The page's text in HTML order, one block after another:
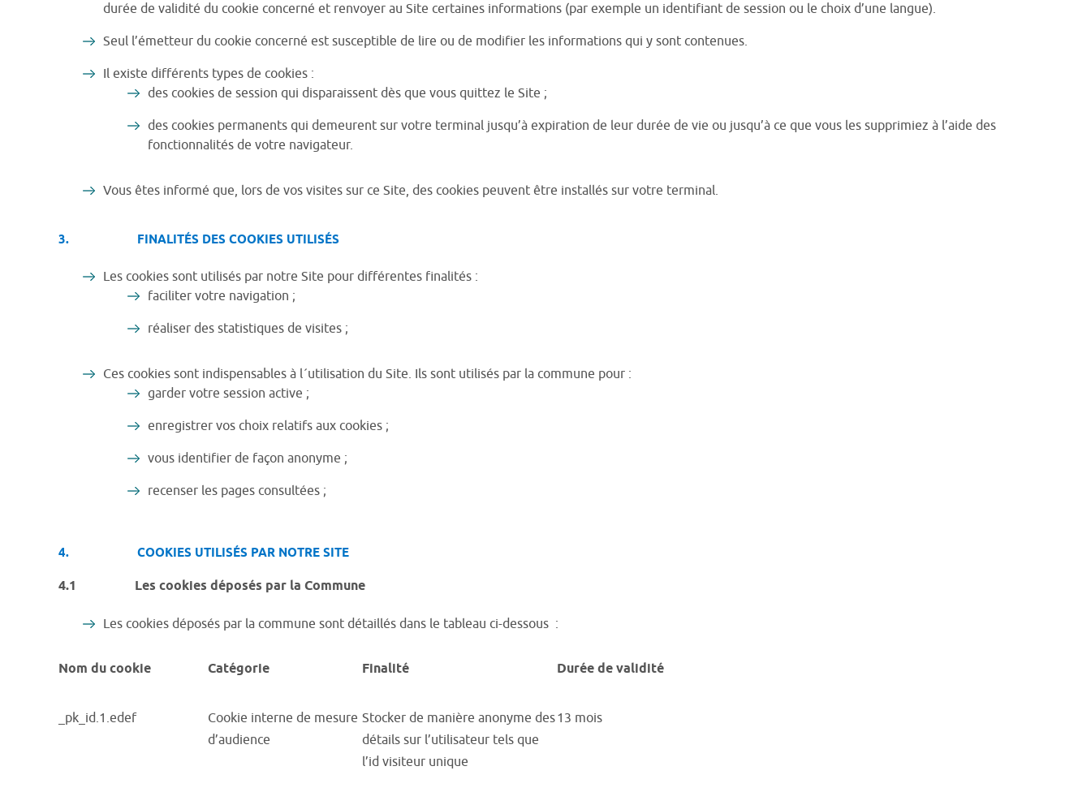
durée de validité du cookie concerné et renvoyer au Site certaines informations (par exemple un identifiant de session ou le choix d’une langue).
Seul l’émetteur du cookie concerné est susceptible de lire ou de modifier les informations qui y sont contenues.
Il existe différents types de cookies :
des cookies de session qui disparaissent dès que vous quittez le Site ;
des cookies permanents qui demeurent sur votre terminal jusqu’à expiration de leur durée de vie ou jusqu’à ce que vous les supprimiez à l’aide des
fonctionnalités de votre navigateur.
Vous êtes informé que, lors de vos visites sur ce Site, des cookies peuvent être installés sur votre terminal.
3. FINALITÉS DES COOKIES UTILISÉS
Les cookies sont utilisés par notre Site pour différentes finalités :
faciliter votre navigation ;
réaliser des statistiques de visites ;
Ces cookies sont indispensables à l´utilisation du Site. Ils sont utilisés par la commune pour :
garder votre session active ;
enregistrer vos choix relatifs aux cookies ;
vous identifier de façon anonyme ;
recenser les pages consultées ;
4. COOKIES UTILISÉS PAR NOTRE SITE
4.1 Les cookies déposés par la Commune
Les cookies déposés par la commune sont détaillés dans le tableau ci-dessous :
Nom du cookie Catégorie Finalité Durée de validité
_pk_id.1.edef
Cookie interne de mesure
d’audience
Stocker de manière anonyme des
détails sur l’utilisateur tels que
l’id visiteur unique
13 mois